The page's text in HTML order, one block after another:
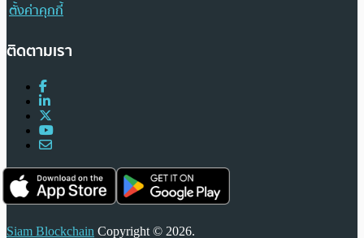
ตั้งค่าคุกกี้
ติดตามเรา
Siam Blockchain Copyright © 2026.